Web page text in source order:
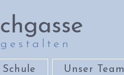
Unser Team